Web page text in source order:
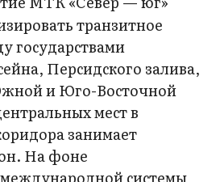
транзитное
государствами
Персидского залива,
и Юго-Восточной
мест в
занимает
На фоне
системы